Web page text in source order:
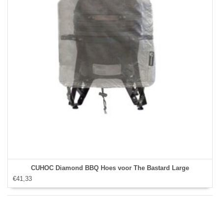
CUHOC Diamond BBQ Hoes voor The Bastard Large
€41,33